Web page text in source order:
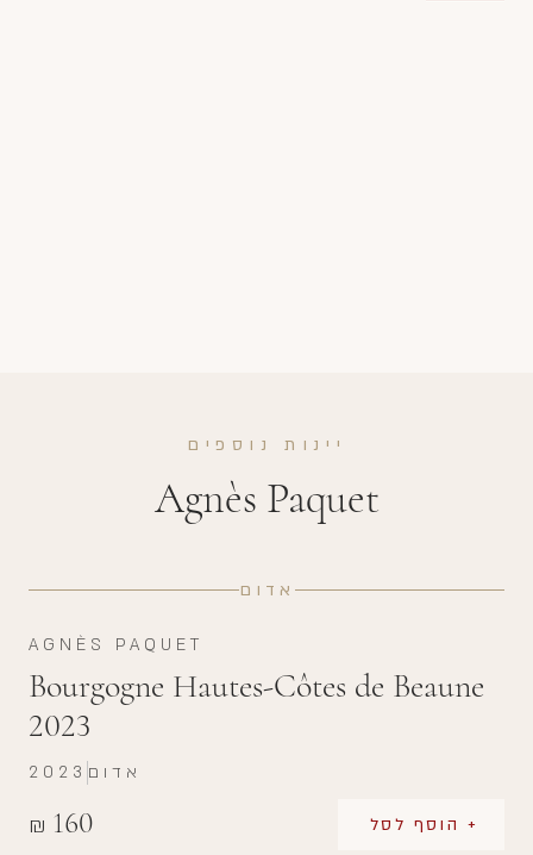
יינות נוספים
Agnès Paquet
אדום
AGNÈS PAQUET
Bourgogne Hautes-Côtes de Beaune
2023
₪ 160 + הוסף לסל
2023 אדום